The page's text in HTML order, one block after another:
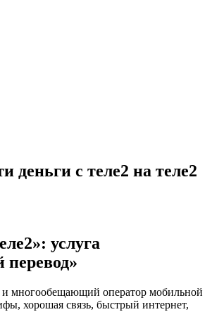
деньги с теле2 на теле2
услуга
многообещающий оператор мобильной
хорошая связь, быстрый интернет,